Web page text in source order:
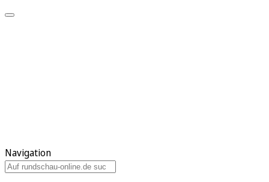
Navigation